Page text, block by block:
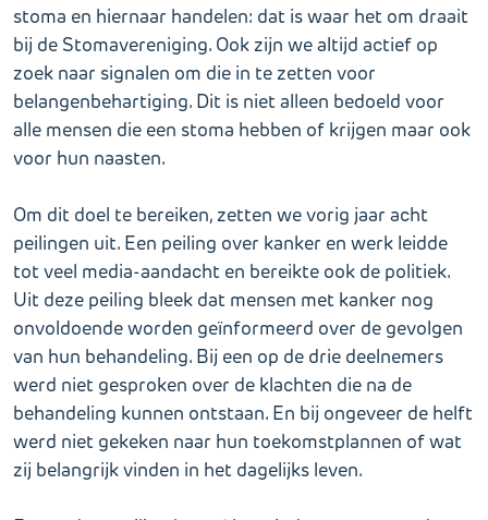
stoma en hiernaar handelen: dat is waar het om draait
bij de Stomavereniging. Ook zijn we altijd actief op
zoek naar signalen om die in te zetten voor
belangenbehartiging. Dit is niet alleen bedoeld voor
alle mensen die een stoma hebben of krijgen maar ook
voor hun naasten.
Om dit doel te bereiken, zetten we vorig jaar acht
peilingen uit. Een peiling over kanker en werk leidde
tot veel media-aandacht en bereikte ook de politiek.
Uit deze peiling bleek dat mensen met kanker nog
onvoldoende worden geïnformeerd over de gevolgen
van hun behandeling. Bij een op de drie deelnemers
werd niet gesproken over de klachten die na de
behandeling kunnen ontstaan. En bij ongeveer de helft
werd niet gekeken naar hun toekomstplannen of wat
zij belangrijk vinden in het dagelijks leven.